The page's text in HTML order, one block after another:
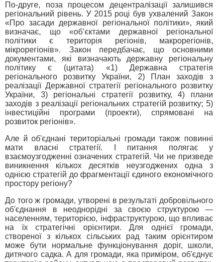
По-друге, поза процесом децентралізації залишився
регіональний рівень. У 2015 році був ухвалений Закон
«Про засади державної регіональної політики», який
визначає, що «об’єктами державної регіональної
політики є територія регіонів, макрорегіонів,
мікрорегіонів». Закон передбачає, що основними
документами, які визначають державну регіональну
політику є (цитата) «1) Державна стратегія
регіонального розвитку України, 2) План заходів з
реалізації Державної стратегії регіонального розвитку
України, 3) регіональні стратегії розвитку, 4) плани
заходів з реалізації регіональних стратегій розвитку; 5)
інвестиційні програми (проекти), спрямовані на
розвиток регіонів».
Але й об'єднані територіальні громади також повинні
мати власні стратегії. І питання полягає у
взаємоузгодженні означених стратегій. Чи не призведе
виникнення кількох десятків неузгоджених одна з
однією стратегій до фрагментації єдиного економічного
простору регіону?
До того ж громади, утворені в результаті добровільного
об'єднання в неоднорідні за своєю структурою —
населенням, територією, інфраструктурою, що впливає
на їх стратегічні орієнтири. Для однієї громади,
створеної з кількох сільських рад таким орієнтиром
може бути нормальне функціонування доріг, школи,
дитячого садка. А для громади, яка приміром, об'єднує